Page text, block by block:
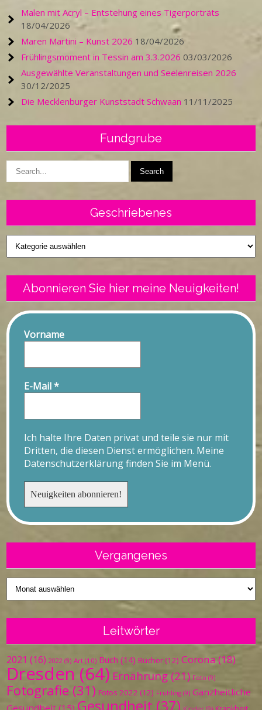
Malen mit Acryl – Entstehung eines Tigerporträts
18/04/2026
Maren Martini – Kunst 2026 18/04/2026
Frühlingsmoment in Tessin am 3.3.2026 03/03/2026
Ausgewählte Veranstaltungen und Seelenreisen 2026
30/12/2025
Die Mecklenburger Kunststadt Schwaan 11/11/2025
Fundgrube
Geschriebenes
Geschriebenes
Abonnieren Sie hier meine Neuigkeiten!
Vorname
E-Mail*
Ich halte Ihre Daten privat und teile sie nur mit
Dritten, die diesen Dienst ermöglichen. Meine
Datenschutzerklärung finden Sie im Menü.
Vergangenes
Vergangenes
Leitwörter
2021 (16) 2022 (9) Art (10) Buch (14) Bücher (12) Corona (18)
Dresden (64) Ernährung (21) Foto (9)
Fotografie (31) Fotos 2022 (12) Frühling (9) Ganzheitliche
Gesundheit (37)